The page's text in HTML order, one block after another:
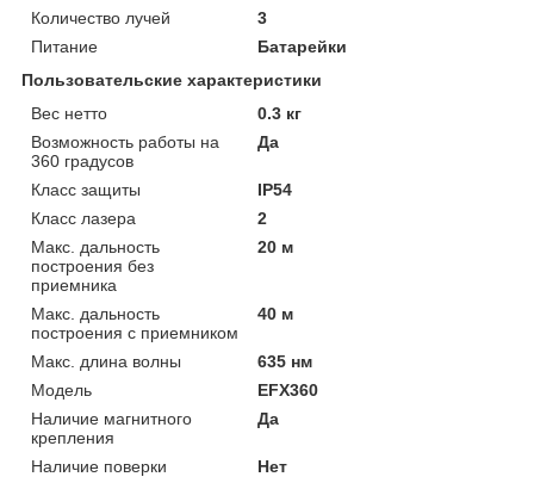
Количество лучей
3
Питание
Батарейки
Пользовательские характеристики
Вес нетто
0.3 кг
Возможность работы на
360 градусов
Да
Класс защиты
IP54
Класс лазера
2
Макс. дальность
построения без
приемника
20 м
Макс. дальность
построения с приемником
40 м
Макс. длина волны
635 нм
Модель
EFX360
Наличие магнитного
крепления
Да
Наличие поверки
Нет